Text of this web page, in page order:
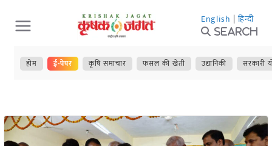
Skip
to
content
English | हिन्दी
Search
होम ई-पेपर कृषि समाचार फसल की खेती उद्यानिकी सरकारी